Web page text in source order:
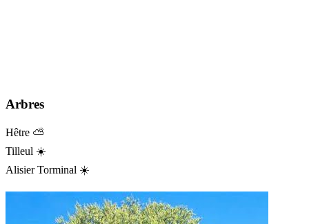
Arbres
Hêtre ⛅
Tilleul ☀️
Alisier Torminal ☀️